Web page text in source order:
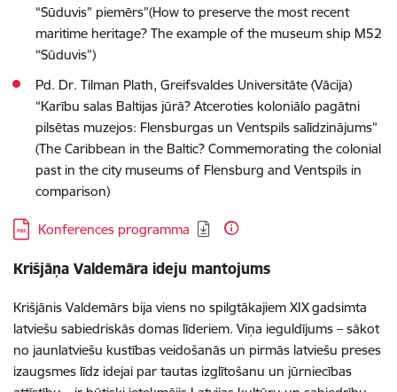
“Sūduvis” piemērs”(How to preserve the most recent
maritime heritage? The example of the museum ship M52
“Sūduvis”)
Pd. Dr. Tilman Plath, Greifsvaldes Universitāte (Vācija)
“Karību salas Baltijas jūrā? Atceroties koloniālo pagātni
pilsētas muzejos: Flensburgas un Ventspils salīdzinājums”
(The Caribbean in the Baltic? Commemorating the colonial
past in the city museums of Flensburg and Ventspils in
comparison)
Lejupielādēt:
Konferences programma
Krišjāņa Valdemāra ideju mantojums
Krišjānis Valdemārs bija viens no spilgtākajiem XIX gadsimta
latviešu sabiedriskās domas līderiem. Viņa ieguldījums – sākot
no jaunlatviešu kustības veidošanās un pirmās latviešu preses
izaugsmes līdz idejai par tautas izglītošanu un jūrniecības